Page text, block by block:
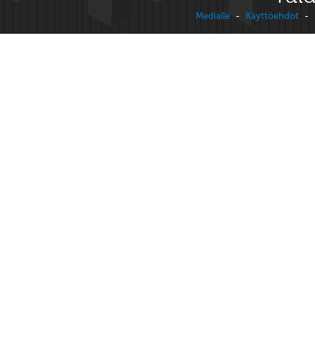
Medialle - Käyttöehdot -